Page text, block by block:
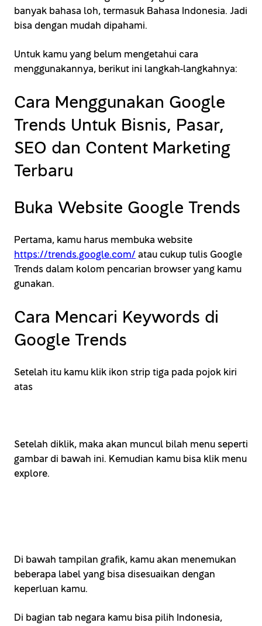
banyak bahasa loh, termasuk Bahasa Indonesia. Jadi
bisa dengan mudah dipahami.
Untuk kamu yang belum mengetahui cara
menggunakannya, berikut ini langkah-langkahnya:
Cara Menggunakan Google
Trends Untuk Bisnis, Pasar,
SEO dan Content Marketing
Terbaru
Buka Website Google Trends
Pertama, kamu harus membuka website
https://trends.google.com/ atau cukup tulis Google
Trends dalam kolom pencarian browser yang kamu
gunakan.
Cara Mencari Keywords di
Google Trends
Setelah itu kamu klik ikon strip tiga pada pojok kiri
atas
Setelah diklik, maka akan muncul bilah menu seperti
gambar di bawah ini. Kemudian kamu bisa klik menu
explore.
Di bawah tampilan grafik, kamu akan menemukan
beberapa label yang bisa disesuaikan dengan
keperluan kamu.
Di bagian tab negara kamu bisa pilih Indonesia,